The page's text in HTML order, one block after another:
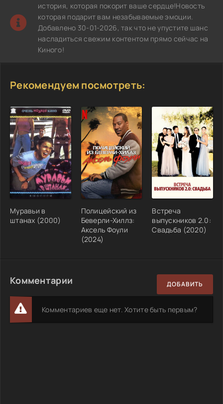
история, которая покорит ваше сердце!Новость
которая подарит вам незабываемые эмоции.
Добавлено 30-01-2026, так что не упустите шанс
насладиться свежим контентом прямо сейчас на
Киного!
Рекомендуем посмотреть:
Муравьи в
штанах (2000)
Полицейский из
Беверли-Хиллз:
Аксель Фоули
(2024)
Встреча
выпускников 2.0:
Свадьба (2020)
Комментарии ДОБАВИТЬ
Комментариев еще нет. Хотите быть первым?